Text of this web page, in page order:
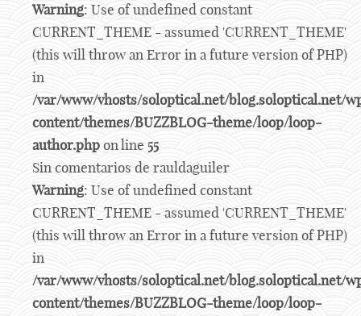
Warning: Use of undefined constant
CURRENT_THEME - assumed 'CURRENT_THEME'
(this will throw an Error in a future version of PHP)
in
/var/www/vhosts/soloptical.net/blog.soloptical.net/
content/themes/BUZZBLOG-theme/loop/loop-
author.phpon line 55
Sin comentarios de rauldaguiler
Warning: Use of undefined constant
CURRENT_THEME - assumed 'CURRENT_THEME'
(this will throw an Error in a future version of PHP)
in
/var/www/vhosts/soloptical.net/blog.soloptical.net/
content/themes/BUZZBLOG-theme/loop/loop-